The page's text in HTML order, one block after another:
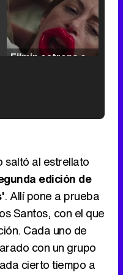
/
Tráiler de '33 días', la nueva serie de Atresplayer con Julián Villagrán y José Manuel Poga
Tráiler en catalán de 'Ravalear', la nueva serie de HBO Max sobre los fondos buitre
saltó al estrellato
edición de
. Allí pone a prueba
Santos, con el que
Cada uno de
con un grupo
cierto tiempo a